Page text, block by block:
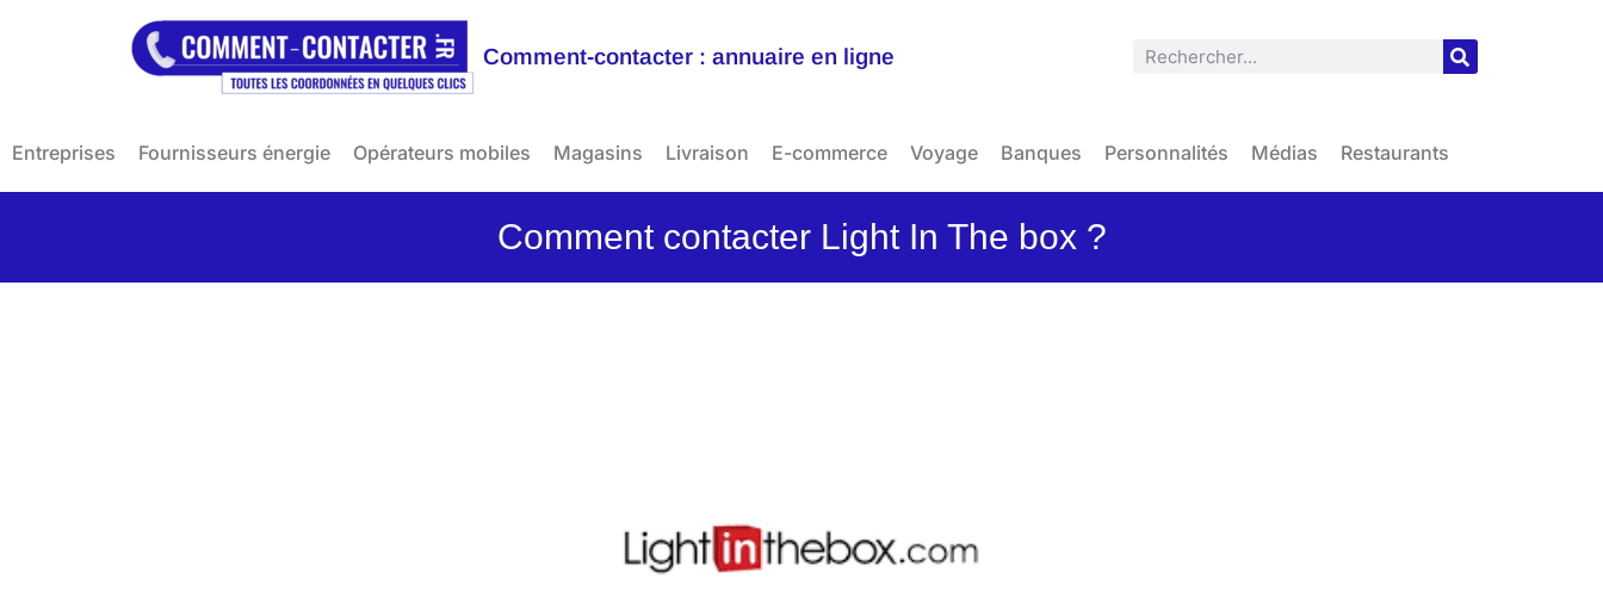
Comment-contacter : annuaire en ligne
Entreprises Fournisseurs énergie Opérateurs mobiles Magasins Livraison E-commerce Voyage Banques Personnalités Médias Restaurants
Comment contacter Light In The box ?